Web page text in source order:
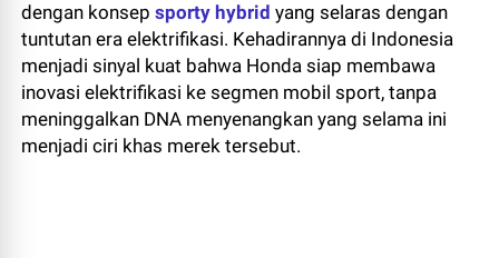
dengan konsepsporty hybrid yang selaras dengan
tuntutan era elektrifikasi. Kehadirannya di Indonesia
menjadi sinyal kuat bahwa Honda siap membawa
inovasi elektrifikasi ke segmen mobil sport, tanpa
meninggalkan DNA menyenangkan yang selama ini
menjadi ciri khas merek tersebut.